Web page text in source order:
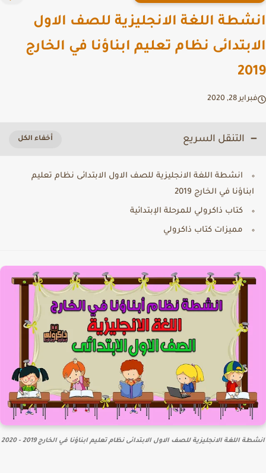
اللغة الانجليزية للصف الاول
نظام تعليم ابناؤنا في الخارج
28, 2020
التنقل السريع
انشطة اللغة الانجليزية للصف الاول الابتدائى نظام تعليم
ابناؤنا في الخارج 2019
كتاب ذاكرولي للمرحلة الإبتدائية
مميزات كتاب ذاكرولي
اللغة الانجليزية للصف الاول الابتدائى نظام تعليم ابناؤنا في الخارج 2019 - 2020